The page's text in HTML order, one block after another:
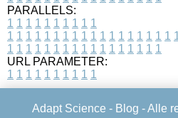
PARALLELS:
1 1 1 1 1 1 1 1 1 1
1 1 1 1 1 1 1 1 1 1 1 1 1 1 1 1 1 1
1 1 1 1 1 1 1 1 1 1 1 1 1 1 1 1 1
URL PARAMETER:
1 1 1 1 1 1 1 1 1 1
Adapt Science - Blog - Alle